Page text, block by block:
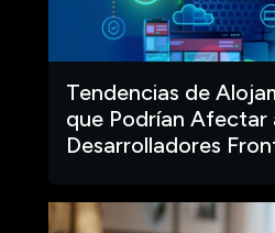
Tendencias de
que Podrían Afectar
Desarrolladores